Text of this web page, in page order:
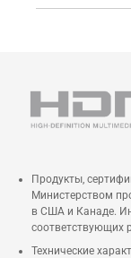
Продукты,
Министерством
в США и Канаде.
соответствующих
Технические